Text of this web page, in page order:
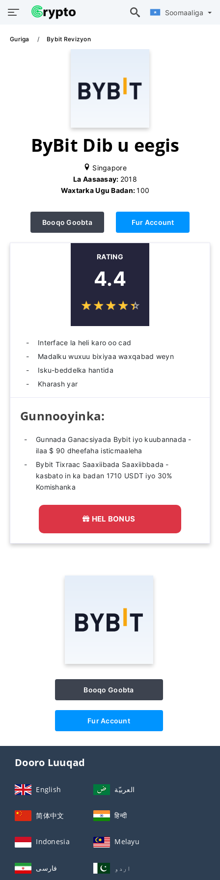
Soomaaliga
Guriga Bybit Revizyon
ByBit Dib u eegis
Singapore
La Aasaasay: 2018
Waxtarka Ugu Badan:100
Booqo Goobta Fur Account
RATING
4.4
☆☆☆☆☆
★★★★★
Interface la heli karo oo cad
Madalku wuxuu bixiyaa waxqabad weyn
Isku-beddelka hantida
Kharash yar
Gunnooyinka:
Gunnada Ganacsiyada Bybit iyo kuubannada -
ilaa $ 90 dheefaha isticmaaleha
Bybit Tixraac Saaxiibada Saaxiibbada -
kasbato in ka badan 1710 USDT iyo 30%
Komishanka
HEL BONUS
Booqo Goobta
Fur Account
Dooro Luuqad
English العربيّة
简体中文 हिन्दी
Indonesia Melayu
فارسی اردو